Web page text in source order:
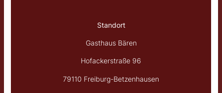
Standort
Gasthaus Bären
Hofackerstraße 96
79110 Freiburg-Betzenhausen